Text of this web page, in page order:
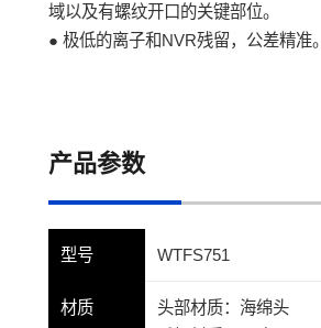
域以及有螺纹开口的关键部位。
● 极低的离子和NVR残留，公差精准。
产品参数
型号 WTFS751
材质
头部材质：海绵头